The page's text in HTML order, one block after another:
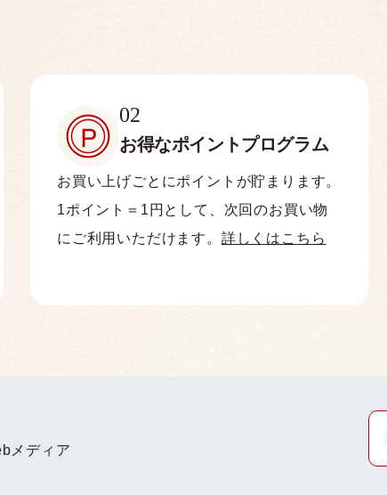
02
お得なポイントプログラム
お買い上げごとにポイントが貯まります。
1ポイント＝1円として、次回のお買い物
にご利用いただけます。 詳しくはこちら
メディア